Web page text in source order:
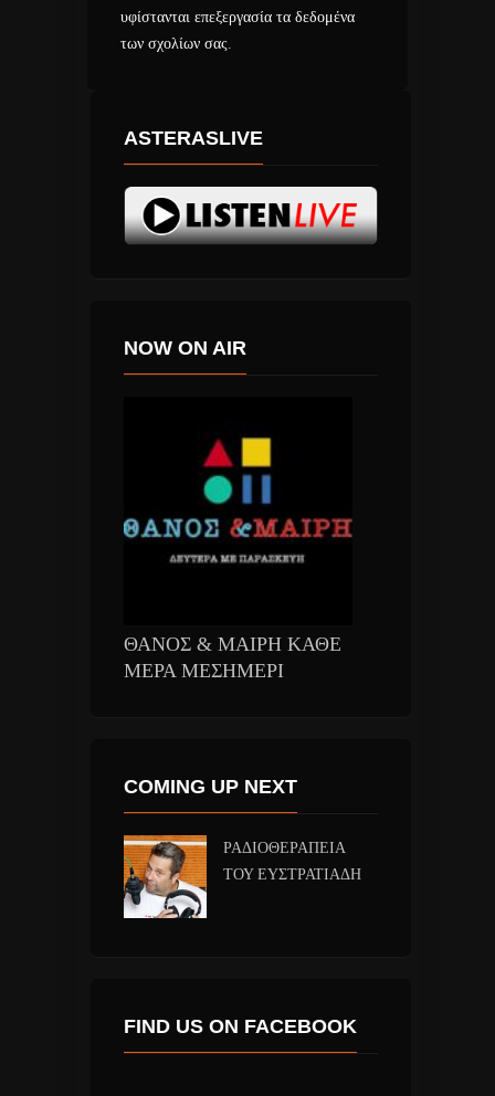
υφίστανται επεξεργασία τα δεδομένα
των σχολίων σας
ASTERASLIVE
NOW ON AIR
ΘΑΝΟΣ & ΜΑΙΡΗ ΚΑΘΕ
ΜΕΡΑ ΜΕΣΗΜΕΡΙ
COMING UP NEXT
ΡΑΔΙΟΘΕΡΑΠΕΙΑ
ΤΟΥ ΕΥΣΤΡΑΤΙΑΔΗ
FIND US ON FACEBOOK